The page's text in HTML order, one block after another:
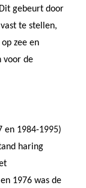
gebeurt door
te stellen,
zee en
voor de
en 1984-1995)
haring
1976 was de